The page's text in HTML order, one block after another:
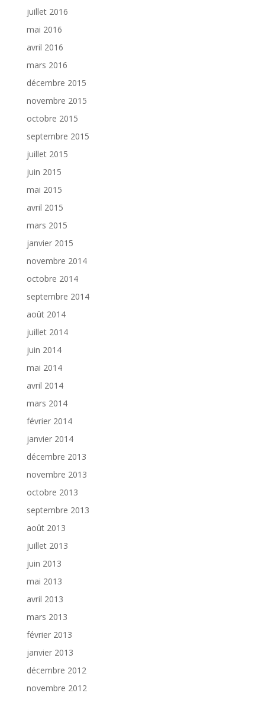
juillet 2016
mai 2016
avril 2016
mars 2016
décembre 2015
novembre 2015
octobre 2015
septembre 2015
juillet 2015
juin 2015
mai 2015
avril 2015
mars 2015
janvier 2015
novembre 2014
octobre 2014
septembre 2014
août 2014
juillet 2014
juin 2014
mai 2014
avril 2014
mars 2014
février 2014
janvier 2014
décembre 2013
novembre 2013
octobre 2013
septembre 2013
août 2013
juillet 2013
juin 2013
mai 2013
avril 2013
mars 2013
février 2013
janvier 2013
décembre 2012
novembre 2012